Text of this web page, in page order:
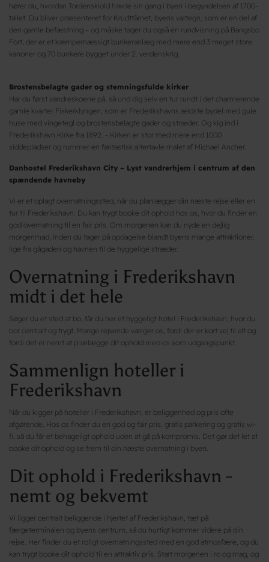
hører du, hvordan Tordenskiold havde sin gang i byen i begyndelsen af 1700-
tallet. Du bliver præsenteret for Krudttårnet, byens vartegn, som er en del af
den gamle befæstning – og måske tager du også en rundvisning på Bangsbo
Fort, der er et kæmpemæssigt bunkeranlæg med mere end 3 meget store
kanoner og 70 bunkere bygget under 2. verdenskrig.
Brostensbelagte gader og stemningsfulde kirker
Har du først vandreskoene på, så und dig selv en tur rundt i det charmerende
gamle kvarter Fiskerklyngen, som er Frederikshavns ældste bydel med gule
huse med vingetegl og brostensbelagte gader og stræder. Og kig ind i
Frederikshavn Kirke fra 1892. - Kirken er stor med mere end 1000
siddepladser og rummer en fantastisk altertavle malet af Michael Ancher.
Danhostel Frederikshavn City – Lyst vandrerhjem i centrum af den
spændende havneby
Vi er et oplagt overnatningssted, når du planlægger din næste rejse eller en
tur til Frederikshavn. Du kan trygt booke dit ophold hos os, hvor du finder en
god overnatning til en fair pris. Om morgenen kan du nyde en dejlig
morgenmad, inden du tager på opdagelse blandt byens mange attraktioner,
lige fra gågaden og havnen til de hyggelige stræder.
Overnatning i Frederikshavn
midt i det hele
Søger du et sted at bo, får du her et hyggeligt hotel i Frederikshavn, hvor du
bor centralt og trygt. Mange rejsende vælger os, fordi der er kort vej til alt og
fordi det er nemt at planlægge dit ophold med os som udgangspunkt.
Sammenlign hoteller i
Frederikshavn
Når du kigger på hoteller i Frederikshavn, er beliggenhed og pris ofte
afgørende. Hos os finder du en god og fair pris, gratis parkering og gratis wi-
fi, så du får et behageligt ophold uden at gå på kompromis. Det gør det let at
booke dit ophold og se frem til din næste overnatning i byen.
Dit ophold i Frederikshavn -
nemt og bekvemt
Vi ligger centralt beliggende i hjertet af Frederikshavn, tæt på
færgeterminalen og byens centrum, så du hurtigt kommer videre på din
rejse. Her finder du et roligt overnatningssted med en god atmosfære, og du
kan trygt booke dit ophold til en attraktiv pris. Start morgenen i ro og mag, og